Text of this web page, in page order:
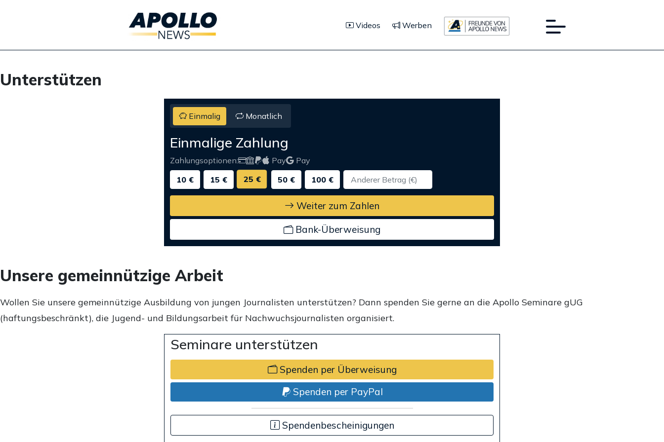
Videos Werben
Unterstützen
Einmalig Monatlich
Einmalige Zahlung
Zahlungsoptionen: Pay
Pay
10 €
15 € 25 € 50 € 100 €
Weiter zum Zahlen
Bank-Überweisung
Unsere gemeinnützige Arbeit
Wollen Sie unsere gemeinnützige Ausbildung von jungen Journalisten unterstützen? Dann spenden Sie gerne an die Apollo Seminare gUG
(haftungsbeschränkt), die Jugend- und Bildungsarbeit für Nachwuchsjournalisten organisiert.
Seminare unterstützen
Spenden per Überweisung
Spenden per PayPal
Spendenbescheinigungen